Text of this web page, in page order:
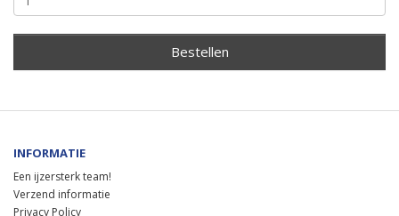
Bestellen
INFORMATIE
Een ijzersterk team!
Verzend informatie
Privacy Policy